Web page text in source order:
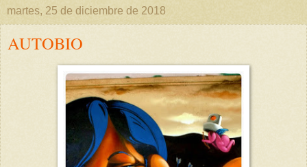
martes, 25 de diciembre de 2018
AUTOBIO